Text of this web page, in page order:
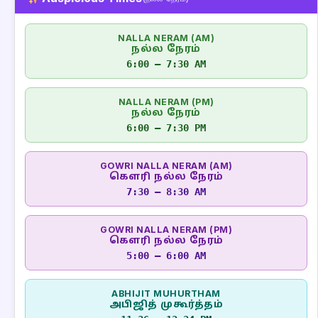
NALLA NERAM (AM)
நல்ல நேரம்
6:00 – 7:30 AM
NALLA NERAM (PM)
நல்ல நேரம்
6:00 – 7:30 PM
GOWRI NALLA NERAM (AM)
கௌரி நல்ல நேரம்
7:30 – 8:30 AM
GOWRI NALLA NERAM (PM)
கௌரி நல்ல நேரம்
5:00 – 6:00 AM
ABHIJIT MUHURTHAM
அபிஜித் முகூர்த்தம்